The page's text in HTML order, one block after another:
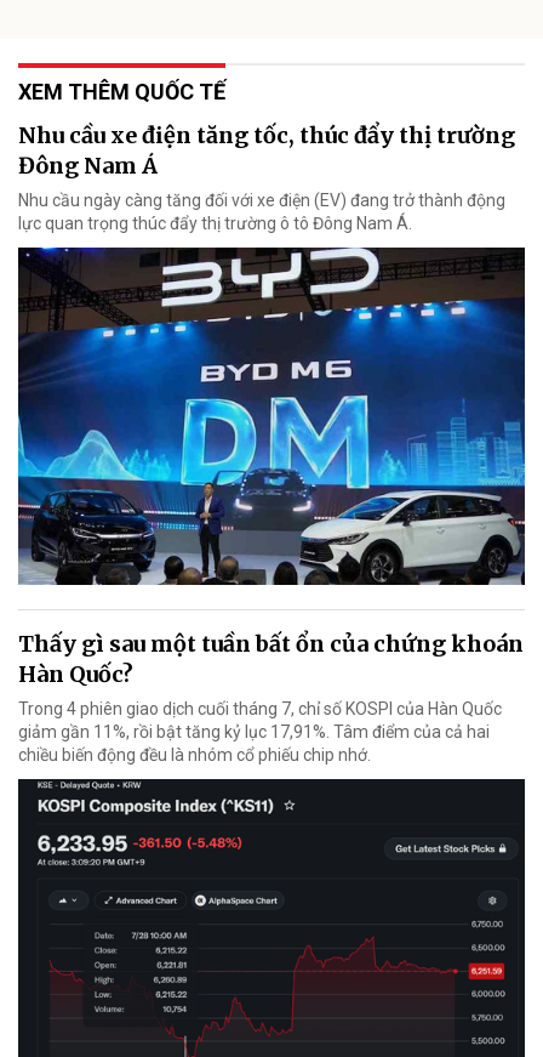
XEM THÊM QUỐC TẾ
Nhu cầu xe điện tăng tốc, thúc đẩy thị trường
Đông Nam Á
Nhu cầu ngày càng tăng đối với xe điện (EV) đang trở thành động
lực quan trọng thúc đẩy thị trường ô tô Đông Nam Á.
Thấy gì sau một tuần bất ổn của chứng khoán
Hàn Quốc?
Trong 4 phiên giao dịch cuối tháng 7, chỉ số KOSPI của Hàn Quốc
giảm gần 11%, rồi bật tăng kỷ lục 17,91%. Tâm điểm của cả hai
chiều biến động đều là nhóm cổ phiếu chip nhớ.